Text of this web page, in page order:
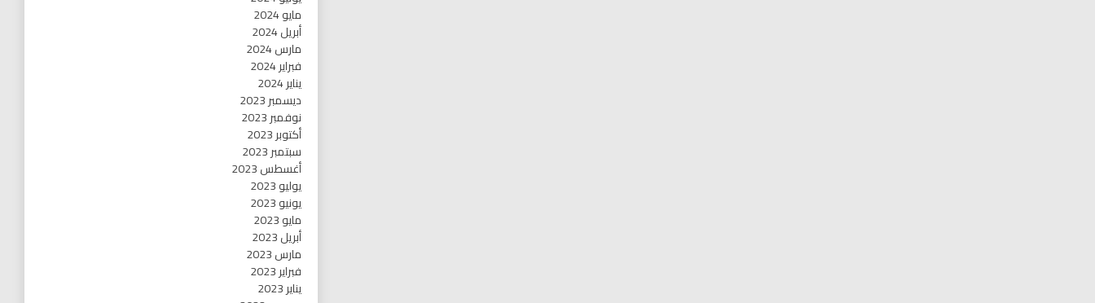
مايو 2024
أبريل 2024
مارس 2024
فبراير 2024
يناير 2024
ديسمبر 2023
نوفمبر 2023
أكتوبر 2023
سبتمبر 2023
أغسطس 2023
يوليو 2023
يونيو 2023
مايو 2023
أبريل 2023
مارس 2023
فبراير 2023
يناير 2023